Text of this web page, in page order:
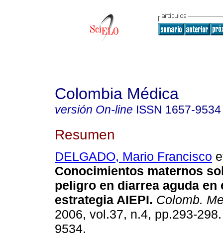
Colombia Médica
versión On-line ISSN 1657-9534
Resumen
DELGADO, Mario Francisco
Conocimientos maternos
peligro en diarrea aguda en
estrategia AIEPI. Colomb.
2006, vol.37, n.4, pp.293-
9534.